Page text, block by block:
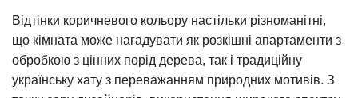
Відтінки коричневого кольору настільки різноманітні,
що кімната може нагадувати як розкішні апартаменти з
обробкою з цінних порід дерева, так і традиційну
українську хату з переважанням природних мотивів. З